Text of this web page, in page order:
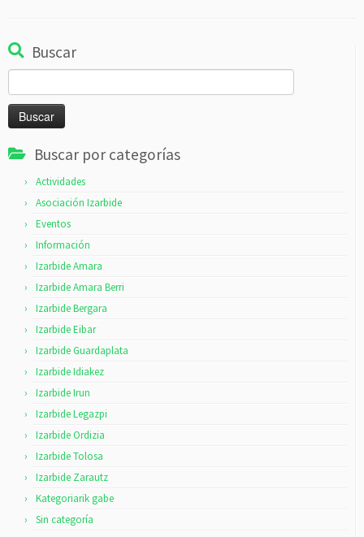
Buscar
Buscar por categorías
Actividades
Asociación Izarbide
Eventos
Información
Izarbide Amara
Izarbide Amara Berri
Izarbide Bergara
Izarbide Eibar
Izarbide Guardaplata
Izarbide Idiakez
Izarbide Irun
Izarbide Legazpi
Izarbide Ordizia
Izarbide Tolosa
Izarbide Zarautz
Kategoriarik gabe
Sin categoría